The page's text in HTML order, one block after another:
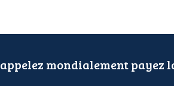
appelez mondialement payez